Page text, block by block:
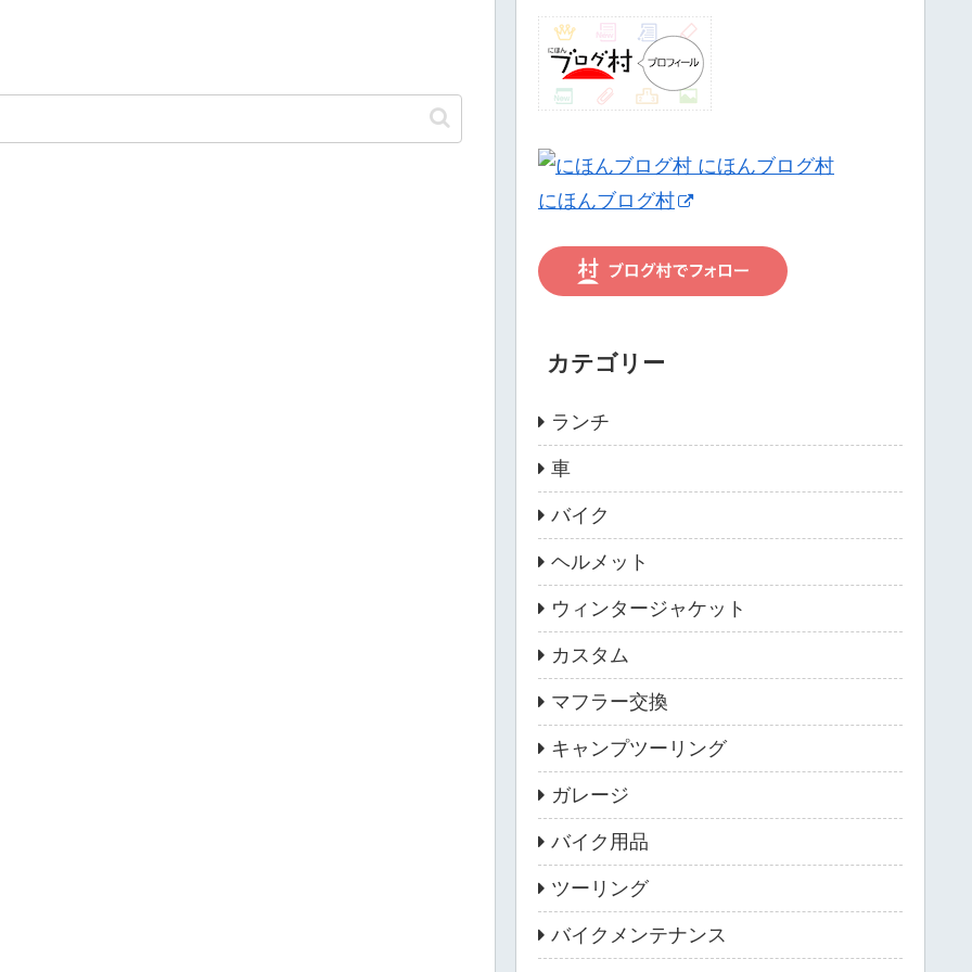
にほんブログ村
カテゴリー
ランチ
車
バイク
ヘルメット
ウィンタージャケット
カスタム
マフラー交換
キャンプツーリング
ガレージ
バイク用品
ツーリング
バイクメンテナンス